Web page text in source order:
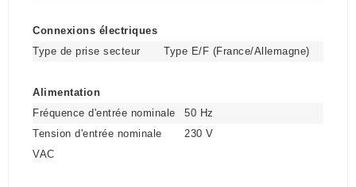
Connexions électriques
Type de prise secteur
Type E/F (France/Allemagne)
Alimentation
Fréquence d'entrée nominale
50 Hz
Tension d'entrée nominale
VAC
230 V